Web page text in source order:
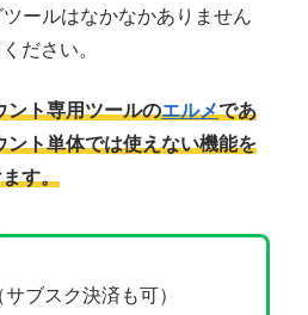
ールはなかなかありません
ださい。
ント専用ツールのエルメであ
ト単体では使えない機能を
す。
ブスク決済も可）